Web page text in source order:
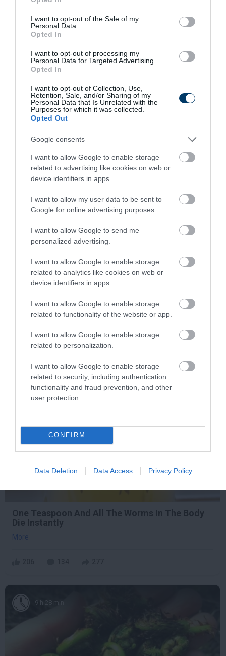
use your data for below specified purposes in below Google
consent section.
I want to opt-out of the Sale of my
Personal Data.
Opted In
I want to opt-out of processing my
Personal Data for Targeted Advertising.
Opted In
I want to opt-out of Collection, Use,
Retention, Sale, and/or Sharing of my
Personal Data that Is Unrelated with the
Purposes for which it was collected.
Opted Out
Google consents
I want to allow Google to enable storage
related to advertising like cookies on web or
device identifiers in apps.
I want to allow my user data to be sent to
Google for online advertising purposes.
I want to allow Google to send me
personalized advertising.
I want to allow Google to enable storage
related to analytics like cookies on web or
device identifiers in apps.
I want to allow Google to enable storage
related to functionality of the website or app.
I want to allow Google to enable storage
related to personalization.
I want to allow Google to enable storage
related to security, including authentication
functionality and fraud prevention, and other
user protection.
CONFIRM
Data Deletion Data Access Privacy Policy
Fungus Dries Up And Falls Off After The First
More
295 151 288
11 h 39 min
5 Hidden Signs You Have Worms Inside Your
Body
5 h 16 min
One Teaspoon And All The Worms In The Body
Die Instantly
More
9 h 28 min